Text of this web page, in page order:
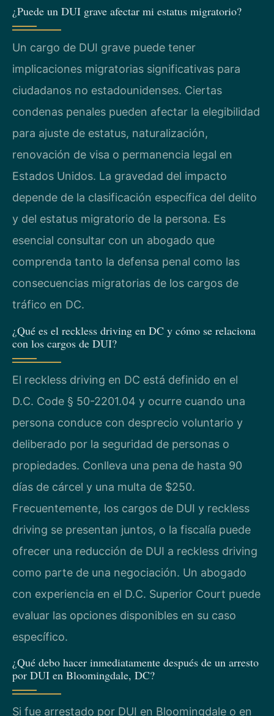
¿Puede un DUI grave afectar mi estatus migratorio?
Un cargo de DUI grave puede tener
implicaciones migratorias significativas para
ciudadanos no estadounidenses. Ciertas
condenas penales pueden afectar la elegibilidad
para ajuste de estatus, naturalización,
renovación de visa o permanencia legal en
Estados Unidos. La gravedad del impacto
depende de la clasificación específica del delito
y del estatus migratorio de la persona. Es
esencial consultar con un abogado que
comprenda tanto la defensa penal como las
consecuencias migratorias de los cargos de
tráfico en DC.
¿Qué es el reckless driving en DC y cómo se relaciona
con los cargos de DUI?
El reckless driving en DC está definido en el
D.C. Code § 50-2201.04 y ocurre cuando una
persona conduce con desprecio voluntario y
deliberado por la seguridad de personas o
propiedades. Conlleva una pena de hasta 90
días de cárcel y una multa de $250.
Frecuentemente, los cargos de DUI y reckless
driving se presentan juntos, o la fiscalía puede
ofrecer una reducción de DUI a reckless driving
como parte de una negociación. Un abogado
con experiencia en el D.C. Superior Court puede
evaluar las opciones disponibles en su caso
específico.
¿Qué debo hacer inmediatamente después de un arresto
por DUI en Bloomingdale, DC?
Si fue arrestado por DUI en Bloomingdale o en